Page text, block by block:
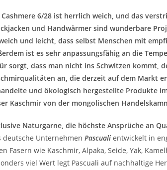
Cashmere 6/28 ist herrlich weich, und das
und Handwärmer sind wunderbare
und leicht, dass selbst Menschen mit
ist es sehr anpassungsfähig an die
sorgt, dass man nicht ins Schwitzen kommt,
an, die derzeit auf dem Markt
und ökologisch hergestellte Produkte
Kaschmir von der mongolischen
Naturgarne, die höchste Ansprüche an
deutsche Unternehmen Pascualientwickelt in
Fasern wie Kaschmir, Alpaka, Seide, Yak,
viel Wert legt Pascuali auf nachhaltige